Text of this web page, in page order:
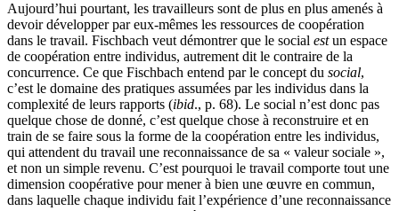
Aujourd’hui pourtant, les travailleurs sont de plus en plus amenés à
devoir développer par eux-mêmes les ressources de coopération
dans le travail. Fischbach veut démontrer que le social estun espace
de coopération entre individus, autrement dit le contraire de la
concurrence. Ce que Fischbach entend par le concept du social,
c’est le domaine des pratiques assumées par les individus dans la
complexité de leurs rapports (ibid., p. 68). Le social n’est donc pas
quelque chose de donné, c’est quelque chose à reconstruire et en
train de se faire sous la forme de la coopération entre les individus,
qui attendent du travail une reconnaissance de sa « valeur sociale »,
et non un simple revenu. C’est pourquoi le travail comporte tout une
dimension coopérative pour mener à bien une œuvre en commun,
dans laquelle chaque individu fait l’expérience d’une reconnaissance